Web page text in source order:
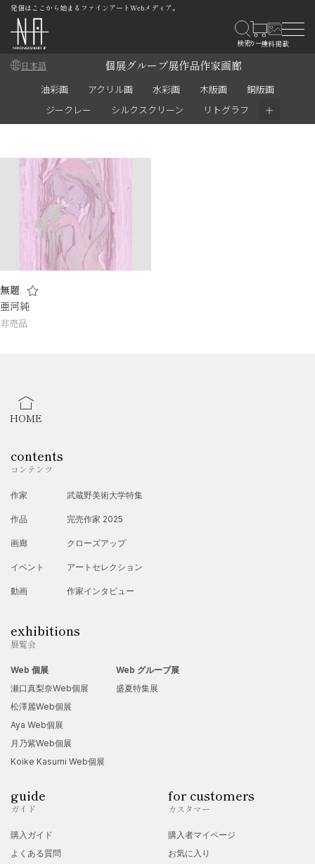
発信はここから始まるファインアートWebメディア。
日本語 個展グループ展作品作家画廊
油彩画 アクリル画 水彩画 木版画
銅版画
ジークレー
シルクスクリーン リトグラフ ＋
無題
亜河純
非売品
HOME
contents
コンテンツ
作家
作品
画廊
イベント
動画
武蔵野美術大学特集
完売作家 2025
クローズアップ
アートセレクション
作家インタビュー
exhibitions
展覧会
Web 個展
瀬口真梨奈Web個展
松澤麗Web個展
Aya Web個展
月乃紫Web個展
Koike Kasumi Web個展
Web グループ展
盛夏特集展
guide
ガイド
購入ガイド
よくある質問
for customers
カスタマー
購入者マイページ
お気に入り